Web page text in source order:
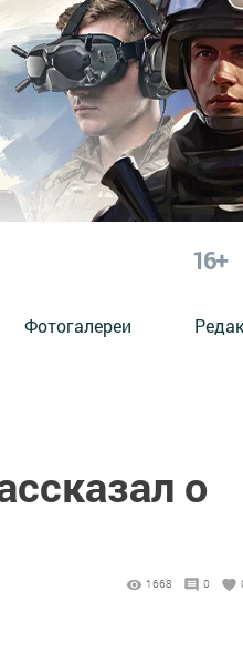
16+
Фотогалереи
о
1668 0